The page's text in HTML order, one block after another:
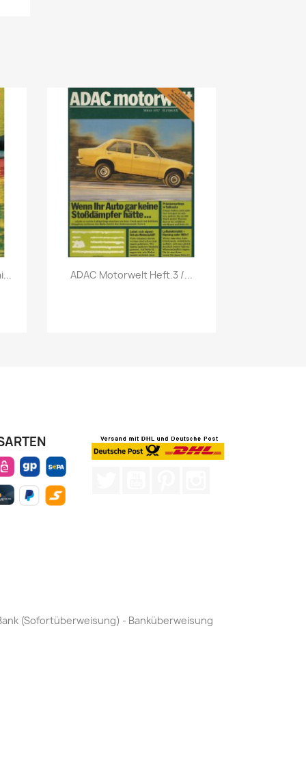
Vorschau
ADAC Motorwelt Heft.3 /...
(Sofortüberweisung) - Banküberweisung